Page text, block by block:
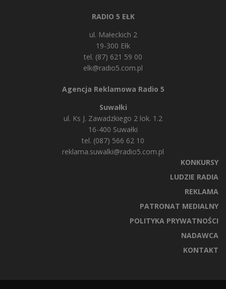
RADIO 5 EŁK
ul. Małeckich 2
19-300 Ełk
tel. (87) 621 59 00
elk@radio5.com.pl
Agencja Reklamowa Radio 5
Suwałki
ul. Ks J. Zawadzkiego 2 lok. 1.2
16-400 Suwałki
tel. (087) 566 62 10
reklama.suwalki@radio5.com.pl
KONKURSY
LUDZIE RADIA
REKLAMA
PATRONAT MEDIALNY
POLITYKA PRYWATNOŚCI
NADAWCA
KONTAKT